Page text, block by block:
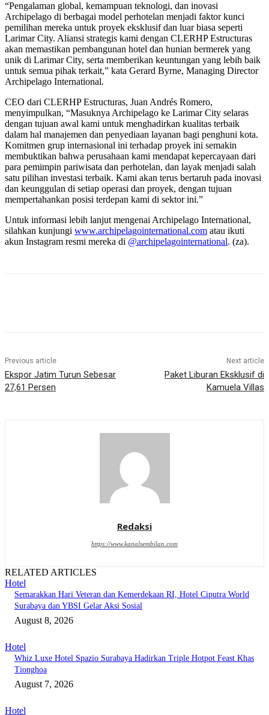
“Pengalaman global, kemampuan teknologi, dan inovasi
Archipelago di berbagai model perhotelan menjadi faktor kunci
pemilihan mereka untuk proyek eksklusif dan luar biasa seperti
Larimar City. Aliansi strategis kami dengan CLERHP Estructuras
akan memastikan pembangunan hotel dan hunian bermerek yang
unik di Larimar City, serta memberikan keuntungan yang lebih baik
untuk semua pihak terkait,” kata Gerard Byrne, Managing Director
Archipelago International.
CEO dari CLERHP Estructuras, Juan Andrés Romero,
menyimpulkan, “Masuknya Archipelago ke Larimar City selaras
dengan tujuan awal kami untuk menghadirkan kualitas terbaik
dalam hal manajemen dan penyediaan layanan bagi penghuni kota.
Komitmen grup internasional ini terhadap proyek ini semakin
membuktikan bahwa perusahaan kami mendapat kepercayaan dari
para pemimpin pariwisata dan perhotelan, dan layak menjadi salah
satu pilihan investasi terbaik. Kami akan terus bertaruh pada inovasi
dan keunggulan di setiap operasi dan proyek, dengan tujuan
mempertahankan posisi terdepan kami di sektor ini.”
Untuk informasi lebih lanjut mengenai Archipelago International,
silahkan kunjungi www.archipelagointernational.com atau ikuti
akun Instagram resmi mereka di @archipelagointernational. (za).
Previous article
Ekspor Jatim Turun Sebesar
27,61 Persen
Next article
Paket Liburan Eksklusif di
Kamuela Villas
Redaksi
https://www.kanalsembilan.com
RELATED ARTICLES
Hotel
Semarakkan Hari Veteran dan Kemerdekaan RI, Hotel Ciputra World
Surabaya dan YBSI Gelar Aksi Sosial
August 8, 2026
Hotel
Whiz Luxe Hotel Spazio Surabaya Hadirkan Triple Hotpot Feast Khas
Tionghoa
August 7, 2026
Hotel